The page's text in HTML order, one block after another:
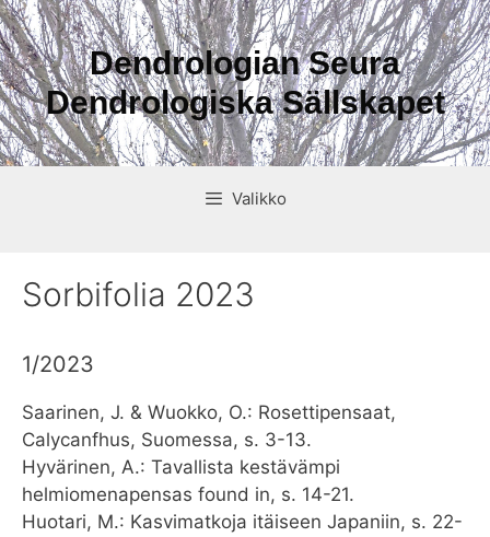
Siirry
sisältöön
Dendrologian Seura
Dendrologiska Sällskapet
Valikko
Sorbifolia 2023
1/2023
Saarinen, J. & Wuokko, O.: Rosettipensaat,
Calycanfhus, Suomessa, s. 3-13.
Hyvärinen, A.: Tavallista kestävämpi
helmiomenapensas found in, s. 14-21.
Huotari, M.: Kasvimatkoja itäiseen Japaniin, s. 22-